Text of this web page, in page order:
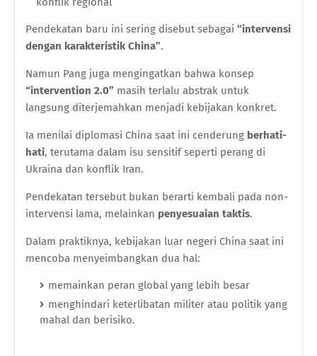
Pendekatan baru ini sering disebut sebagai “intervensi
dengan karakteristik China”.
Namun Pang juga mengingatkan bahwa konsep
“intervention 2.0” masih terlalu abstrak untuk
langsung diterjemahkan menjadi kebijakan konkret.
Ia menilai diplomasi China saat ini cenderung berhati-
hati, terutama dalam isu sensitif seperti perang di
Ukraina dan konflik Iran.
Pendekatan tersebut bukan berarti kembali pada non-
intervensi lama, melainkan penyesuaian taktis.
Dalam praktiknya, kebijakan luar negeri China saat ini
mencoba menyeimbangkan dua hal:
memainkan peran global yang lebih besar
menghindari keterlibatan militer atau politik yang
mahal dan berisiko.